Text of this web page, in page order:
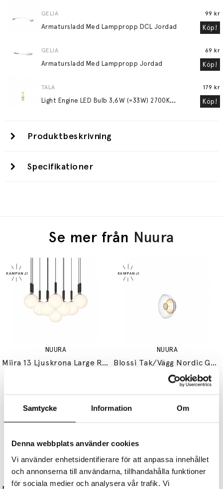
Samtycke Information Om
Denna webbplats använder cookies
Vi använder enhetsidentifierare för att anpassa innehållet
och annonserna till användarna, tillhandahålla funktioner
för sociala medier och analysera vår trafik. Vi
GELIA
Armatursladd Med Lamppropp DCL Jordad
99 kr
Köp!
GELIA
Armatursladd Med Lamppropp Jordad
69 kr
Köp!
TALA
L
ight Engine LED Bulb 3,6W (=33W) 2700K G9 Lightly Frosted
179 kr
Köp!
Produktbeskrivning
Specifikationer
Se mer från Nuura
NUURA
Miira 13 Ljuskrona Large Rock Grey/Opal White
NUURA
Blossi Tak/Vägg Nordic Gold/Clear V2
3999 kr
NUURA NUURA